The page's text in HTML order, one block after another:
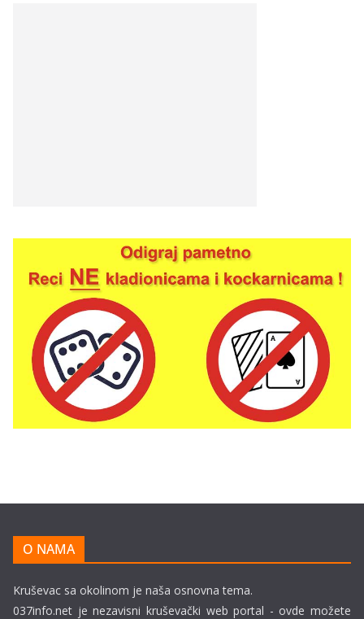
O NAMA
Kruševac sa okolinom je naša osnovna tema.
037info.net je nezavisni kruševački web portal - ovde možete